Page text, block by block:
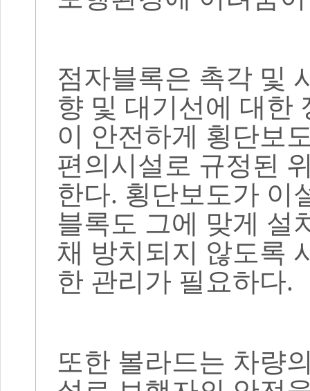
점자블록은 촉각 및
향 및 대기선에 대한
이 안전하게 횡단보
편의시설로 규정된
한다. 횡단보도가 이
블록도 그에 맞게 설
채 방치되지 않도록
한 관리가 필요하다.
또한 볼라드는 차량